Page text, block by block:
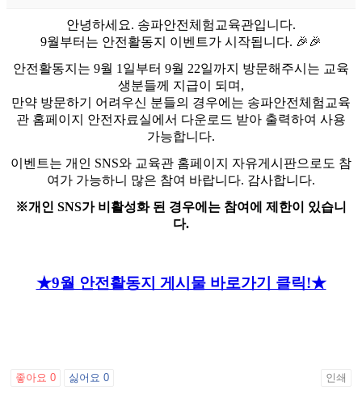
안녕하세요. 송파안전체험교육관입니다.
9월부터는 안전활동지 이벤트가 시작됩니다. 🎉🎉
안전활동지는 9월 1일부터 9월 22일까지 방문해주시는 교육
생분들께 지급이 되며,
만약 방문하기 어려우신 분들의 경우에는 송파안전체험교육
관 홈페이지 안전자료실에서 다운로드 받아 출력하여 사용
가능합니다.
이벤트는 개인 SNS와 교육관 홈페이지 자유게시판으로도 참
여가 가능하니 많은 참여 바랍니다. 감사합니다.
※개인 SNS가 비활성화 된 경우에는 참여에 제한이 있습니
다.
★9월 안전활동지 게시물 바로가기 클릭!★
좋아요 0 싫어요 0 인쇄